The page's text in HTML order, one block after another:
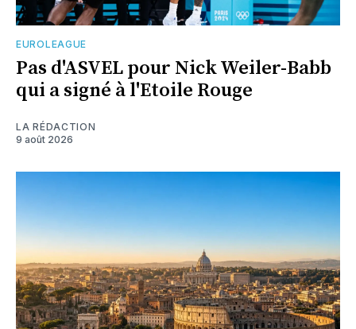
EUROLEAGUE
Pas d'ASVEL pour Nick Weiler-Babb
qui a signé à l'Etoile Rouge
LA RÉDACTION
9 août 2026